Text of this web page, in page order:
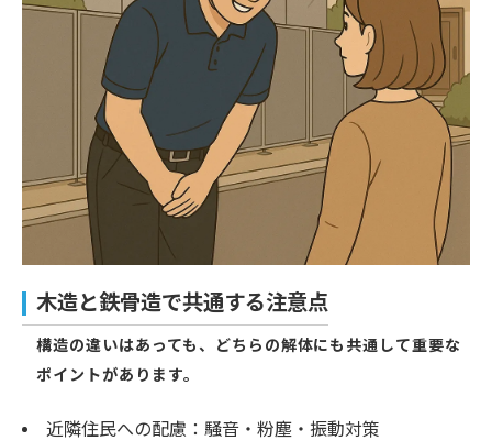
木造と鉄骨造で共通する注意点
構造の違いはあっても、どちらの解体にも共通して重要な
ポイントがあります。
近隣住民への配慮：騒音・粉塵・振動対策